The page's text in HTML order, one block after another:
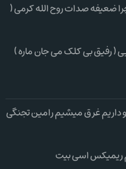
ضعیفه صدات روح الله کرمی (
( رفیق بی کلک می جان ماره )
داریم غرق میشیم رامین تجنگی
ریمیکس اسی بیت